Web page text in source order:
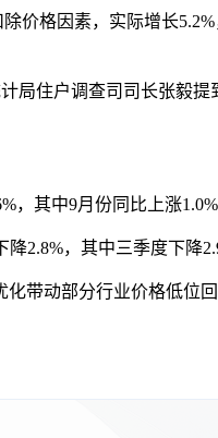
格因素，实际增长
住户调查司司长张毅提
其中9月份同比上涨
，其中三季度下降
动部分行业价格低位